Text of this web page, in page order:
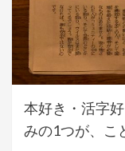
本好き・活字
みの1つが、こ